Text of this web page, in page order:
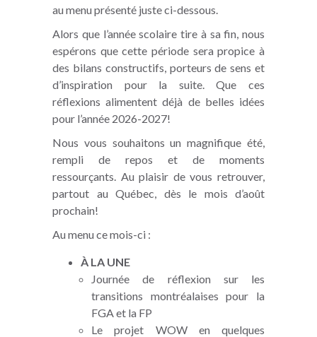
au menu présenté juste ci-dessous.
Alors que l’année scolaire tire à sa fin, nous
espérons que cette période sera propice à
des bilans constructifs, porteurs de sens et
d’inspiration pour la suite. Que ces
réflexions alimentent déjà de belles idées
pour l’année 2026-2027!
Nous vous souhaitons un magnifique été,
rempli de repos et de moments
ressourçants. Au plaisir de vous retrouver,
partout au Québec, dès le mois d’août
prochain!
Au menu ce mois-ci :
À LA UNE
Journée de réflexion sur les
transitions montréalaises pour la
FGA et la FP
Le projet WOW en quelques